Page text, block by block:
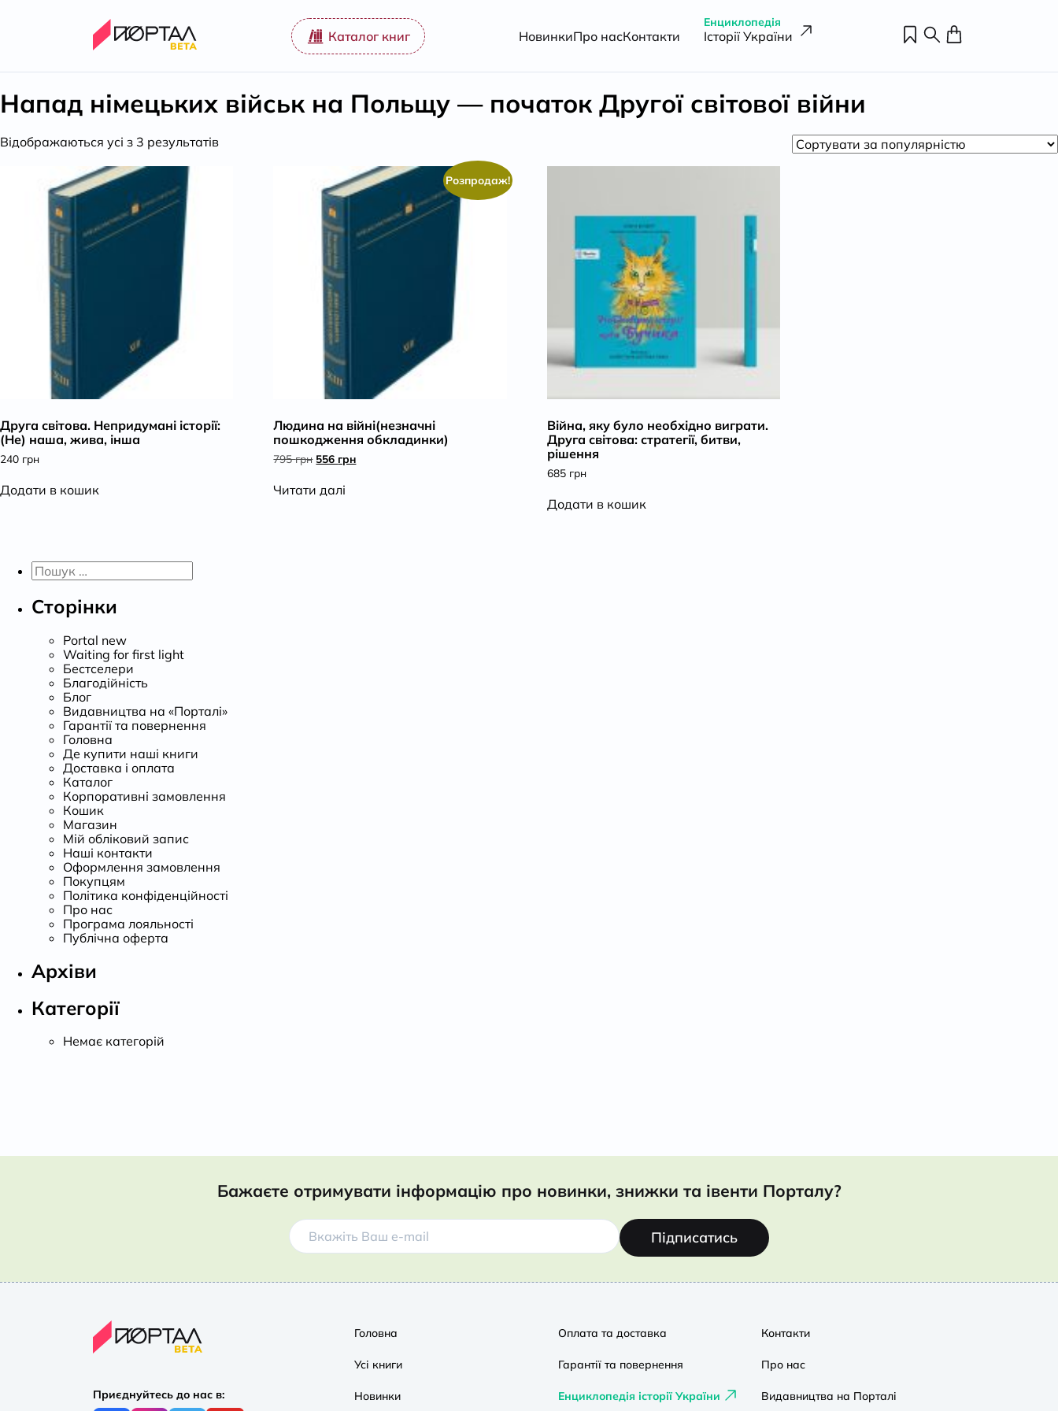
Каталог книг НовинкиПро насКонтакти
Енциклопедія
Історії України
Напад німецьких військ на Польщу — початок Другої світової війни
Відображаються усі з 3 результатівВідсортовано
Друга світова. Непридумані історії:
(Не) наша, жива, інша
240 грн
Додати в кошик
Розпродаж!
Людина на війні(незначні
пошкодження обкладинки)
795грн Оригінальна
556 грнПоточна
Читати далі
Війна, яку було необхідно виграти.
Друга світова: стратегії, битви,
рішення
685 грн
Додати в кошик
Пошук:
Сторінки
Portal new
Waiting for first light
Бестселери
Благодійність
Блог
Видавництва на «Порталі»
Гарантії та повернення
Головна
Де купити наші книги
Доставка і оплата
Каталог
Корпоративні замовлення
Кошик
Магазин
Мій обліковий запис
Наші контакти
Оформлення замовлення
Покупцям
Політика конфіденційності
Про нас
Програма лояльності
Публічна оферта
Архіви
Категорії
Немає категорій
Бажаєте отримувати інформацію про новинки, знижки та івенти Порталу?
Підписатись
Приєднуйтесь до нас в:
Головна
Усі книги
Новинки
Оплата та доставка
Гарантії та повернення
Енциклопедія історії України
Контакти
Про нас
Видавництва на Порталі